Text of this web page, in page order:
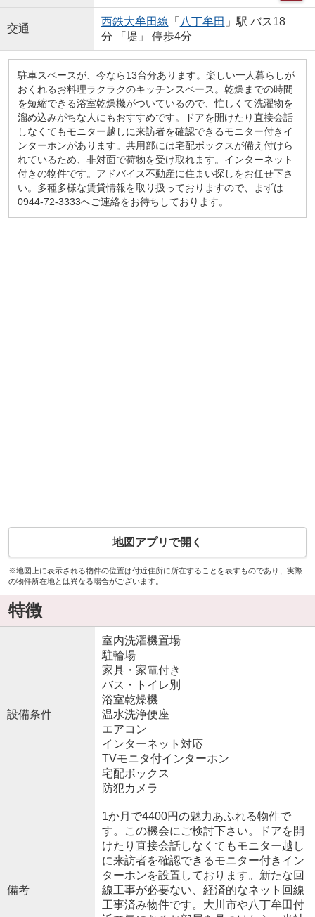
交通
西鉄大牟田線 「 八丁牟田 」駅 バス18
分 「堤」 停歩4分
駐車スペースが、今なら13台分あります。楽しい一人暮らしが
おくれるお料理ラクラクのキッチンスペース。乾燥までの時間
を短縮できる浴室乾燥機がついているので、忙しくて洗濯物を
溜め込みがちな人にもおすすめです。ドアを開けたり直接会話
しなくてもモニター越しに来訪者を確認できるモニター付きイ
ンターホンがあります。共用部には宅配ボックスが備え付けら
れているため、非対面で荷物を受け取れます。インターネット
付きの物件です。アドバイス不動産に住まい探しをお任せ下さ
い。多種多様な賃貸情報を取り扱っておりますので、まずは
0944-72-3333へご連絡をお待ちしております。
地図アプリで開く
※地図上に表示される物件の位置は付近住所に所在することを表すものであり、実際
の物件所在地とは異なる場合がございます。
特徴
設備条件
室内洗濯機置場
駐輪場
家具・家電付き
バス・トイレ別
浴室乾燥機
温水洗浄便座
エアコン
インターネット対応
TVモニタ付インターホン
宅配ボックス
防犯カメラ
備考
1か月で4400円の魅力あふれる物件で
す。この機会にご検討下さい。ドアを開
けたり直接会話しなくてもモニター越し
に来訪者を確認できるモニター付きイン
ターホンを設置しております。新たな回
線工事が必要ない、経済的なネット回線
工事済み物件です。大川市や八丁牟田付